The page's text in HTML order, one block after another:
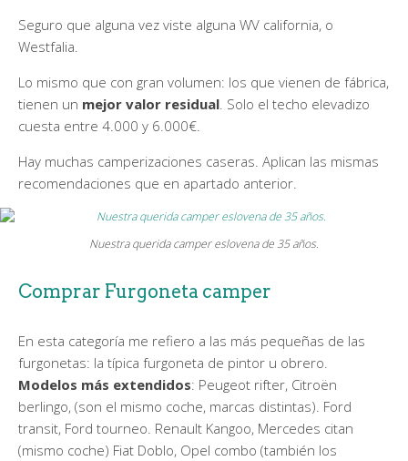
Seguro que alguna vez viste alguna WV california, o
Westfalia.
Lo mismo que con gran volumen: los que vienen de fábrica,
tienen un mejor valor residual. Solo el techo elevadizo
cuesta entre 4.000 y 6.000€.
Hay muchas camperizaciones caseras. Aplican las mismas
recomendaciones que en apartado anterior.
Nuestra querida camper eslovena de 35 años.
Comprar Furgoneta camper
En esta categoría me refiero a las más pequeñas de las
furgonetas: la típica furgoneta de pintor u obrero.
Modelos más extendidos: Peugeot rifter, Citroën
berlingo, (son el mismo coche, marcas distintas). Ford
transit, Ford tourneo. Renault Kangoo, Mercedes citan
(mismo coche) Fiat Doblo, Opel combo (también los